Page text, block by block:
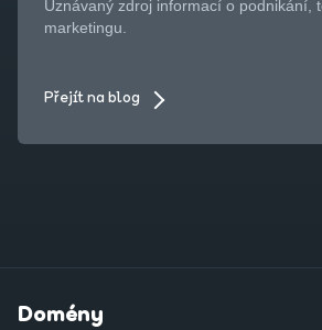
Uznávaný zdroj informací o podnikání,
marketingu.
Přejít na blog
Domény